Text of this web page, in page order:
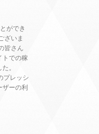
ができ
ざいま
皆さん
トでの稼
。
プレッシ
ザーの利